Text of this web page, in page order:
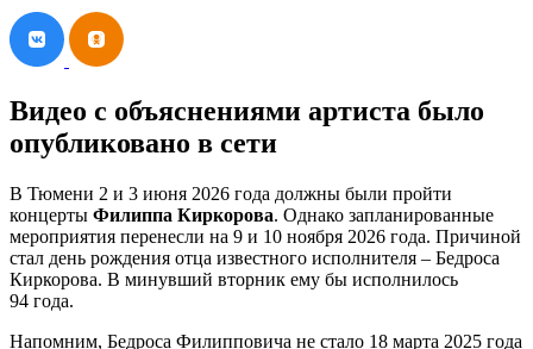
Видео с объяснениями артиста было
опубликовано в сети
В Тюмени 2 и 3 июня 2026 года должны были пройти
концерты Филиппа Киркорова. Однако запланированные
мероприятия перенесли на 9 и 10 ноября 2026 года. Причиной
стал день рождения отца известного исполнителя – Бедроса
Киркорова. В минувший вторник ему бы исполнилось
94 года.
Напомним, Бедроса Филипповича не стало 18 марта 2025 года